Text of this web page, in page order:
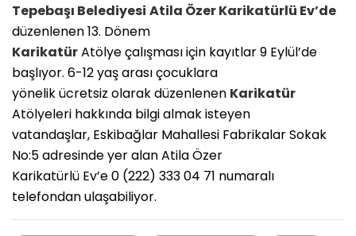
Tepebaşı Belediyesi Atila Özer Karikatürlü Ev’de
düzenlenen 13. Dönem
KarikatürAtölye çalışması için kayıtlar 9 Eylül’de
başlıyor. 6-12 yaş arası çocuklara
yönelik ücretsiz olarak düzenlenen Karikatür
Atölyeleri hakkında bilgi almak isteyen
vatandaşlar, Eskibağlar Mahallesi Fabrikalar Sokak
No:5 adresinde yer alan Atila Özer
Karikatürlü Ev’e 0 (222) 333 04 71 numaralı
telefondan ulaşabiliyor.